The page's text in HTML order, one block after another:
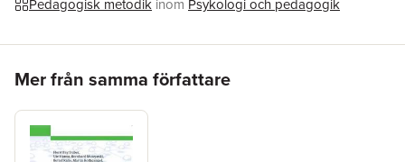
Pedagogisk metodik inom Psykologi och pedagogik
Mer från samma författare